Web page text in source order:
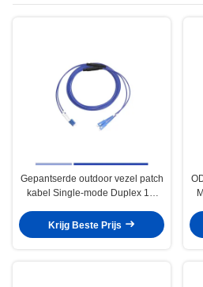
Gepantserde outdoor vezel patch
kabel Single-mode Duplex 1m
Krijg Beste Prijs